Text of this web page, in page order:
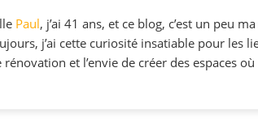
Paul, j’ai 41 ans, et ce blog, c’est un peu
j’ai cette curiosité insatiable pour les
rénovation et l’envie de créer des espaces